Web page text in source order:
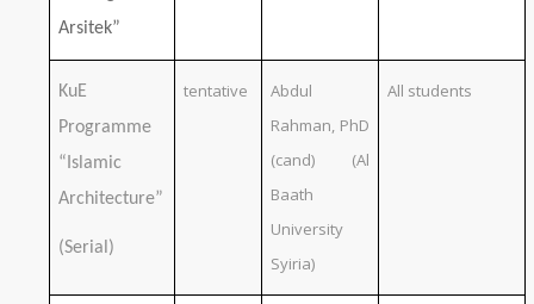
Arsitek”
KuE
Programme
“Islamic
Architecture”
(Serial)
tentative
Abdul
Rahman, PhD
(cand) (Al
Baath
University
Syiria)
All students